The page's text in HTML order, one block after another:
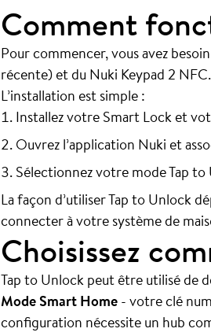
Comment
Pour commencer, vous avez
récente) et du Nuki Keypad 2 NFC.
L’installation est simple :
Installez votre Smart Lock et
Ouvrez l’application Nuki et
Sélectionnez votre mode Tap
La façon d’utiliser Tap to Unlock
connecter à votre système de
Choisissez
Tap to Unlock peut être utilisé de
Mode Smart Home- votre clé
configuration nécessite un hub